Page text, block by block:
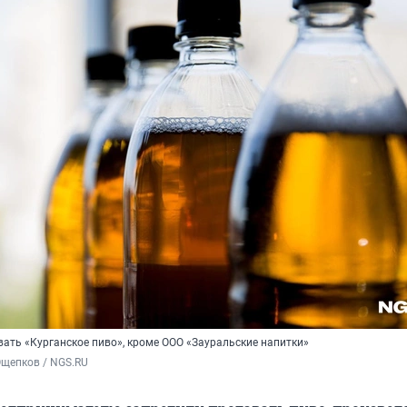
«Курганское пиво», кроме ООО «Зауральские напитки»
/ NGS.RU